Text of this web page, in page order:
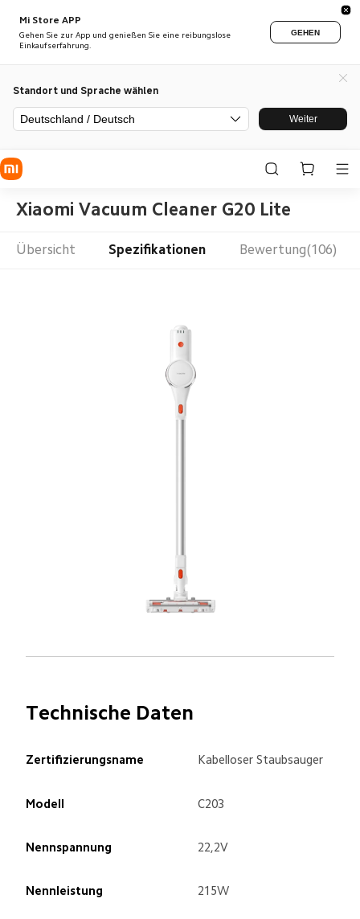
Mi Store APP
Gehen Sie zur App und genießen Sie eine reibungslose
Einkaufserfahrung.
GEHEN
Standort und Sprache wählen
Deutschland / Deutsch Weiter
Xiaomi Vacuum Cleaner G20 Lite
Übersicht Spezifikationen Bewertung(106)
Technische Daten
Zertifizierungsname Kabelloser Staubsauger
Modell C203
Nennspannung 22,2V
Nennleistung 215W